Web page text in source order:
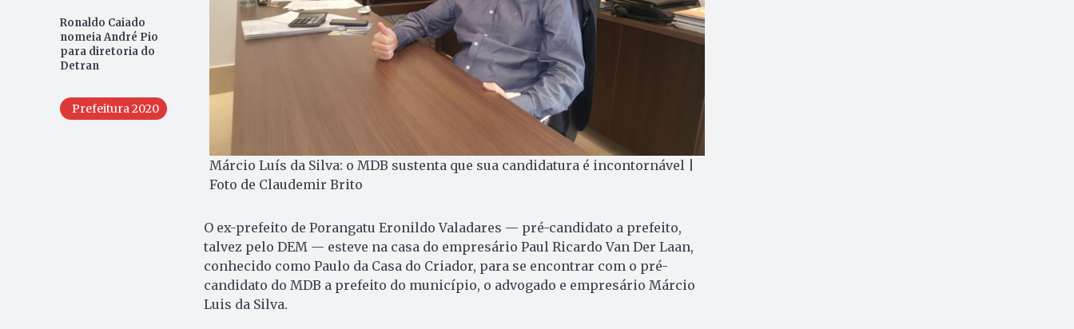
Ronaldo Caiado
nomeia André Pio
para diretoria do
Detran
Prefeitura 2020
Márcio Luís da Silva: o MDB sustenta que sua candidatura é incontornável |
Foto de Claudemir Brito
O ex-prefeito de Porangatu Eronildo Valadares — pré-candidato a prefeito,
talvez pelo DEM — esteve na casa do empresário Paul Ricardo Van Der Laan,
conhecido como Paulo da Casa do Criador, para se encontrar com o pré-
candidato do MDB a prefeito do município, o advogado e empresário Márcio
Luis da Silva.